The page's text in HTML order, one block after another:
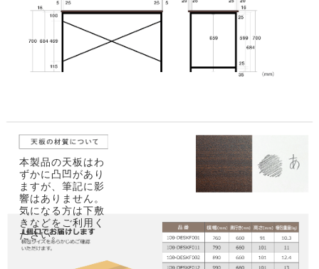
本製品の天板はわ
ずかに凸凹があり
ますが、筆記に影
響はありません。
気になる方は下敷
きなどをご利用く
ださい。